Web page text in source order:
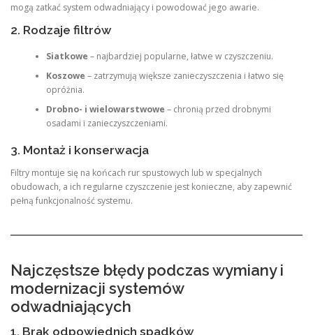
mogą zatkać system odwadniający i powodować jego awarie.
2. Rodzaje filtrów
Siatkowe – najbardziej popularne, łatwe w czyszczeniu.
Koszowe – zatrzymują większe zanieczyszczenia i łatwo się
opróżnia.
Drobno- i wielowarstwowe – chronią przed drobnymi
osadami i zanieczyszczeniami.
3. Montaż i konserwacja
Filtry montuje się na końcach rur spustowych lub w specjalnych
obudowach, a ich regularne czyszczenie jest konieczne, aby zapewnić
pełną funkcjonalność systemu.
Najczęstsze błędy podczas wymiany i
modernizacji systemów
odwadniających
1. Brak odpowiednich spadków